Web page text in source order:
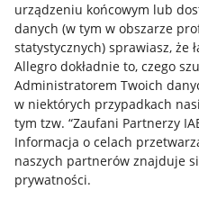
urządzeniu końcowym lub
danych (w tym w obszarze
statystycznych) sprawiasz, że
Allegro dokładnie to, czego
Administratorem Twoich
w niektórych przypadkach
tym tzw. “Zaufani Partnerzy
Informacja o celach
naszych partnerów znajduje
prywatności.
Przydatne informacje
Jak to działa